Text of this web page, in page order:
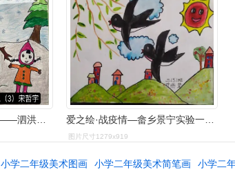
心灵是一棵会开花的树——泗洪育才实验学校小学部二年级儿童画集锦 爱之绘·战疫情—畲乡景宁实验一小二年级美术《春天在哪里》作品微展
图片尺寸1279x919
小学二年级美术图画 小学二年级美术简笔画 小学二